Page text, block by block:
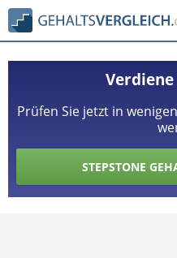
Prüfen Sie jetzt in
STEPSTONE